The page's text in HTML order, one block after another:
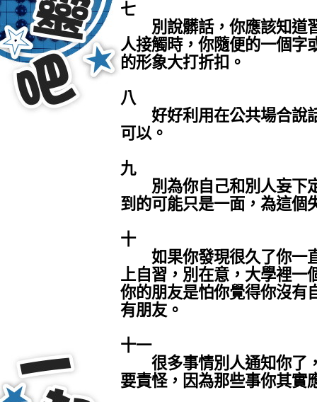
七
別說髒話，你應該知道
人接觸時，你隨便的一個字
的形象大打折扣。
八
好好利用在公共場合說
可以。
九
別為你自己和別人妄下
到的可能只是一面，為這個
十
如果你發現很久了你一
上自習，別在意，大學裡一
你的朋友是怕你覺得你沒有
有朋友。
十一
很多事情別人通知你了
要責怪，因為那些事你其實